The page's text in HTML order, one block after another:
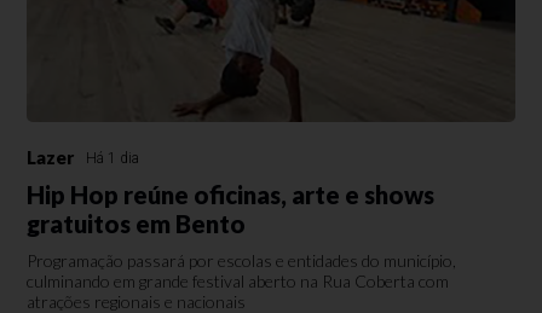
Lazer Há 1 dia
Hip Hop reúne oficinas, arte e shows
gratuitos em Bento
Programação passará por escolas e entidades do município,
culminando em grande festival aberto na Rua Coberta com
atrações regionais e nacionais